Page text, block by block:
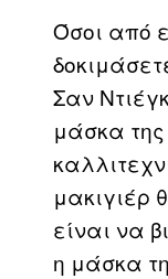
Όσοι από
Σαν
μάσκα της
μακιγιέρ
είναι να
η μάσκα